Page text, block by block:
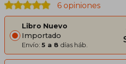
6 opiniones
Libro Nuevo
Importado
Envío: 5 a 8 días háb.